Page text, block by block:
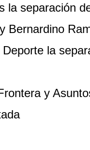
la separación
Bernardino
la
y